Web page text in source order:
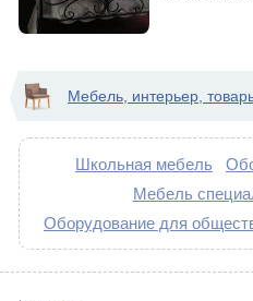
Мебель, интерьер,
Школьная мебель
Мебель
Оборудование для